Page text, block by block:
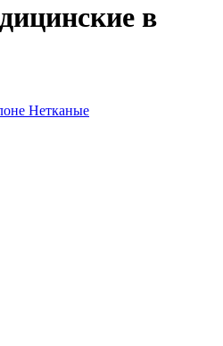
в
Нетканые